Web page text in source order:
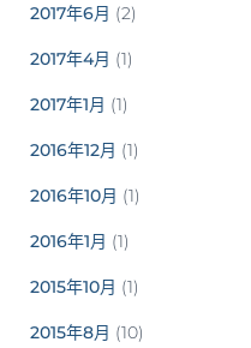
2017年6月 (2)
2017年4月 (1)
2017年1月 (1)
2016年12月 (1)
2016年10月 (1)
2016年1月 (1)
2015年10月 (1)
2015年8月 (10)